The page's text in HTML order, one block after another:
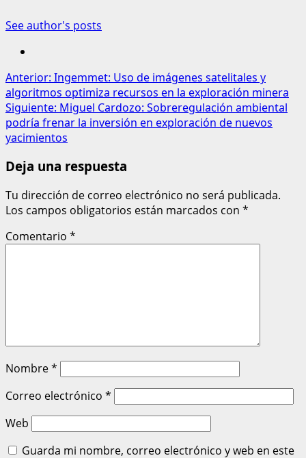
See author's posts
Navegación
de
entradas
Anterior: Ingemmet: Uso de imágenes satelitales y
algoritmos optimiza recursos en la exploración minera
Siguiente: Miguel Cardozo: Sobreregulación ambiental
podría frenar la inversión en exploración de nuevos
yacimientos
Deja una respuesta
Tu dirección de correo electrónico no será publicada.
Los campos obligatorios están marcados con *
Comentario *
Nombre*
Correo electrónico *
Web
Guarda mi nombre, correo electrónico y web en este